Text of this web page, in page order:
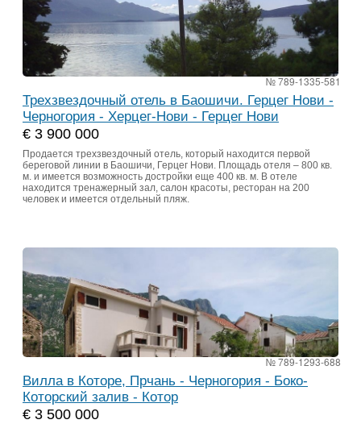
№ 789-1335-581
Трехзвездочный отель в Баошичи. Герцег Нови -
Черногория - Херцег-Нови - Герцег Нови
€ 3 900 000
Продается трехзвездочный отель, который находится первой
береговой линии в Баошичи, Герцег Нови. Площадь отеля – 800 кв.
м. и имеется возможность достройки еще 400 кв. м. В отеле
находится тренажерный зал, салон красоты, ресторан на 200
человек и имеется отдельный пляж.
№ 789-1293-688
Вилла в Которе, Прчань - Черногория - Боко-
Которский залив - Котор
€ 3 500 000